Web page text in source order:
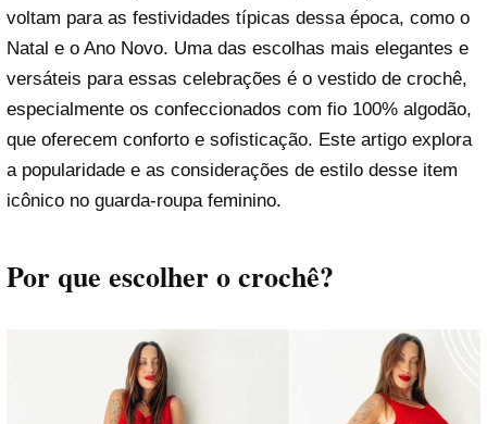
voltam para as festividades típicas dessa época, como o
Natal e o Ano Novo. Uma das escolhas mais elegantes e
versáteis para essas celebrações é o vestido de crochê,
especialmente os confeccionados com fio 100% algodão,
que oferecem conforto e sofisticação. Este artigo explora
a popularidade e as considerações de estilo desse item
icônico no guarda-roupa feminino.
Por que escolher o crochê?